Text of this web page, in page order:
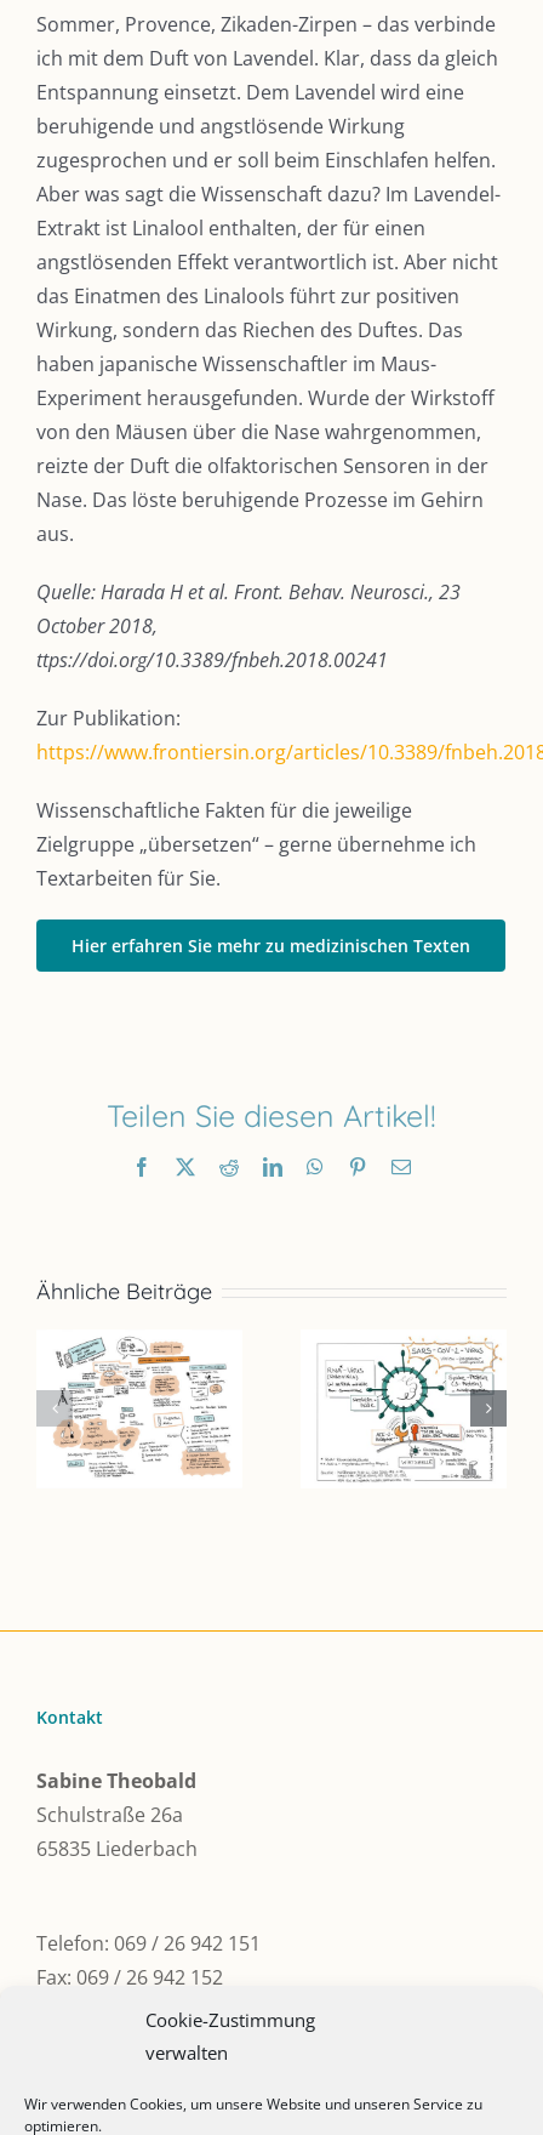
Cookie-Zustimmung
verwalten
Wir verwenden Cookies, um unsere Website und unseren Service zu
optimieren.
Sommer, Provence, Zikaden-Zirpen – das verbinde
ich mit dem Duft von Lavendel. Klar, dass da gleich
Entspannung einsetzt. Dem Lavendel wird eine
beruhigende und angstlösende Wirkung
zugesprochen und er soll beim Einschlafen helfen.
Aber was sagt die Wissenschaft dazu? Im Lavendel-
Extrakt ist Linalool enthalten, der für einen
angstlösenden Effekt verantwortlich ist. Aber nicht
das Einatmen des Linalools führt zur positiven
Wirkung, sondern das Riechen des Duftes. Das
haben japanische Wissenschaftler im Maus-
Experiment herausgefunden. Wurde der Wirkstoff
von den Mäusen über die Nase wahrgenommen,
reizte der Duft die olfaktorischen Sensoren in der
Nase. Das löste beruhigende Prozesse im Gehirn
aus.
Quelle: Harada H et al. Front. Behav. Neurosci., 23
October 2018,
ttps://doi.org/10.3389/fnbeh.2018.00241
Zur Publikation:
https://www.frontiersin.org/articles/10.3389/
Wissenschaftliche Fakten für die jeweilige
Zielgruppe „übersetzen“ – gerne übernehme ich
Textarbeiten für Sie.
Hier erfahren Sie mehr zu medizinischen Texten
Teilen Sie diesen Artikel!
Facebook RedditLinkedInWhatsApp
Pinterest
E-
Ähnliche Beiträge
Kontakt
Sabine Theobald
Schulstraße 26a
65835 Liederbach
Telefon: 069 / 26 942 151
Fax: 069 / 26 942 152
post@sabinetheobald.de
@sabinetheobald